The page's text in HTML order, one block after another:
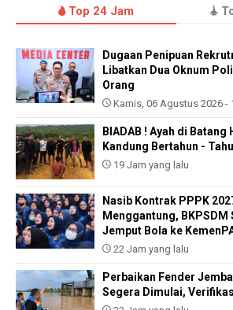
Top 24 Jam
Dugaan Penipuan
Libatkan Dua Oknum
Orang
Kamis, 06 Agustus 2026 -
BIADAB ! Ayah di
Kandung Bertahun -
19 Jam yang lalu
Nasib Kontrak PPPK
Menggantung, BKPSDM
Jemput Bola ke
22 Jam yang lalu
Perbaikan Fender
Segera Dimulai,